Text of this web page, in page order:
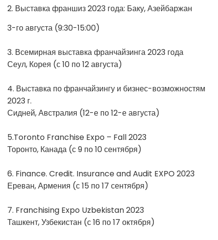
2. Выставка франшиз 2023 года: Баку, Азейбаржан
3-го августа (9:30-15:00)
3. Всемирная выставка франчайзинга 2023 года
Сеул, Корея (с 10 по 12 августа)
4. Выставка по франчайзингу и бизнес-возможностям
2023 г.
Сидней, Австралия (12-е по 12-е августа)
5.Toronto Franchise Expo – Fall 2023
Торонто, Канада (с 9 по 10 сентября)
6. Finance. Credit. Insurance and Audit EXPO 2023
Ереван, Армения (с 15 по 17 сентября)
7. Franchising Expo Uzbekistan 2023
Ташкент, Узбекистан (с 16 по 17 октября)